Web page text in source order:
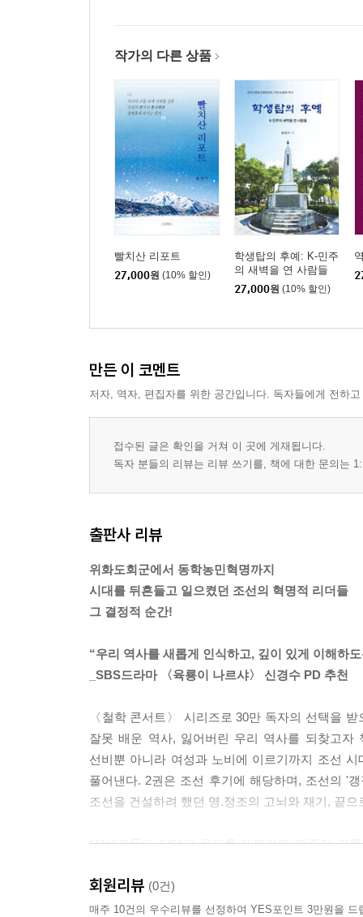
6부 500년 왕조의 파국
1 왕조의 위기
2 대원군의 시기, 조선이 잃은 것 두 가지
3 왕조의 몰락
4 일어서는 민중
5 새야 새야 파랑새야
Tip 1 비숍, 『조선과 그 이웃 나라들』
에필로그 우리에게도 잘못은 있었다
작가의 다른 상품
빨치산 리포트
27,000원 (10% 할인)
학생탑의 후예: K-민주
의 새벽을 연 사람들
27,000원 (10% 할인)
만든 이 코멘트
저자, 역자, 편집자를 위한 공간입니다. 독자들에게 전하
접수된 글은 확인을 거쳐 이 곳에 게재됩니다.
독자 분들의 리뷰는 리뷰 쓰기를, 책에 대한 문의는
출판사 리뷰
위화도회군에서 동학농민혁명까지
시대를 뒤흔들고 일으켰던 조선의 혁명적 리더들
그 결정적 순간!
“우리 역사를 새롭게 인식하고, 깊이 있게 이해하
_SBS드라마 〈육룡이 나르샤〉 신경수 PD 추천
〈철학 콘서트〉 시리즈로 30만 독자의 선택을
잘못 배운 역사, 잃어버린 우리 역사를 되찾고
선비뿐 아니라 여성과 노비에 이르기까지 조선
풀어낸다. 2권은 조선 후기에 해당하며, 조선의 '
조선을 건설하려 했던 영.정조의 고뇌와 재기, 끝
“지배자들이 당대의 문제를 외면하면 민중이 고
역동적인 민족이었다. 평시에는 제 잇속만 차리
휩쓸어버리는 모습을 나는 지난 역사에서 보았다.
회원리뷰 (0건)
매주 10건의 우수리뷰를 선정하여 YES포인트 3만원을 드